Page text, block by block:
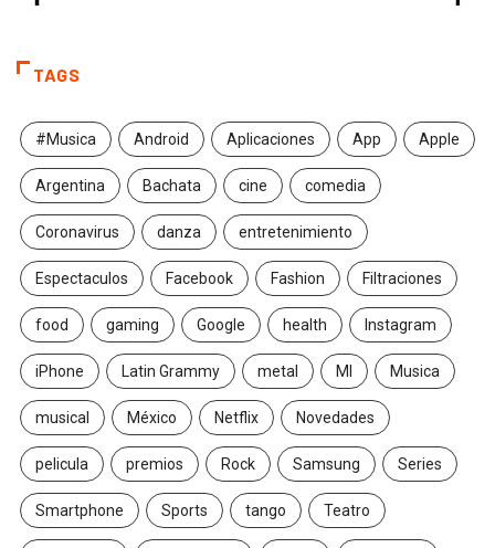
TAGS
#Musica Android Aplicaciones App Apple
Argentina Bachata cine comedia
Coronavirus danza entretenimiento
Espectaculos Facebook Fashion Filtraciones
food gaming Google health Instagram
iPhone Latin Grammy metal MI Musica
musical México Netflix Novedades
pelicula premios Rock Samsung Series
Smartphone Sports tango Teatro